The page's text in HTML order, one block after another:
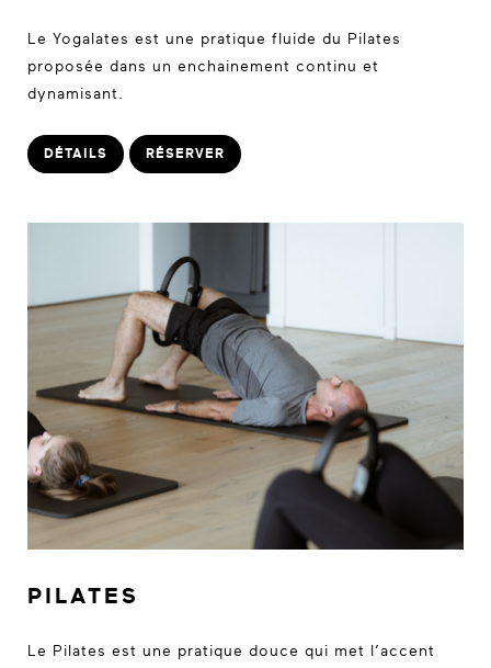
Le Yogalates est une pratique fluide du Pilates
proposée dans un enchainement continu et
dynamisant.
DÉTAILS RÉSERVER
PILATES
Le Pilates est une pratique douce qui met l’accent